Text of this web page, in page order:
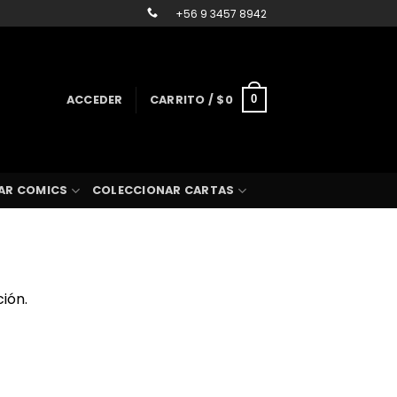
+56 9 3457 8942
ACCEDER CARRITO / $0 0
COMICS COLECCIONAR CARTAS